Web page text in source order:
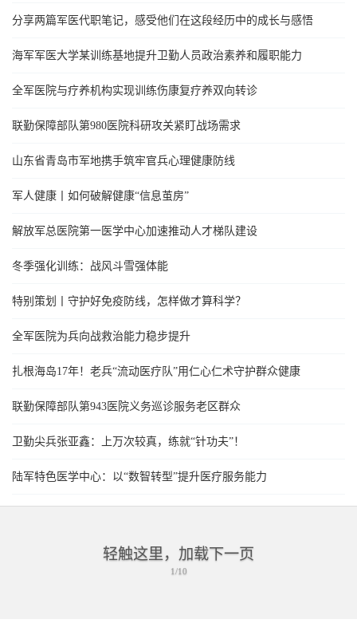
分享两篇军医代职笔记，感受他们在这段经历中的成长与感悟
海军军医大学某训练基地提升卫勤人员政治素养和履职能力
全军医院与疗养机构实现训练伤康复疗养双向转诊
联勤保障部队第980医院科研攻关紧盯战场需求
山东省青岛市军地携手筑牢官兵心理健康防线
军人健康丨如何破解健康“信息茧房”
解放军总医院第一医学中心加速推动人才梯队建设
冬季强化训练：战风斗雪强体能
特别策划丨守护好免疫防线，怎样做才算科学？
全军医院为兵向战救治能力稳步提升
扎根海岛17年！老兵“流动医疗队”用仁心仁术守护群众健康
联勤保障部队第943医院义务巡诊服务老区群众
卫勤尖兵张亚鑫：上万次较真，练就“针功夫”！
陆军特色医学中心：以“数智转型”提升医疗服务能力
轻触这里，加载下一页
1/10